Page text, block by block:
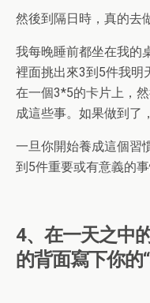
然後到隔日時，真的去
我每晚睡前都坐在我的
裡面挑出來3到5件我明
在一個3*5的卡片上，
成這些事。如果做到了
一旦你開始養成這個習
到5件重要或有意義的事
4、在一天之中
的背面寫下你的